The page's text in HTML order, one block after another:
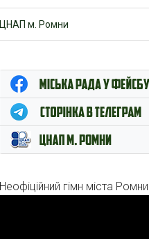
ЦНАП м. Ромни
Неофіційний гімн міста Ромни